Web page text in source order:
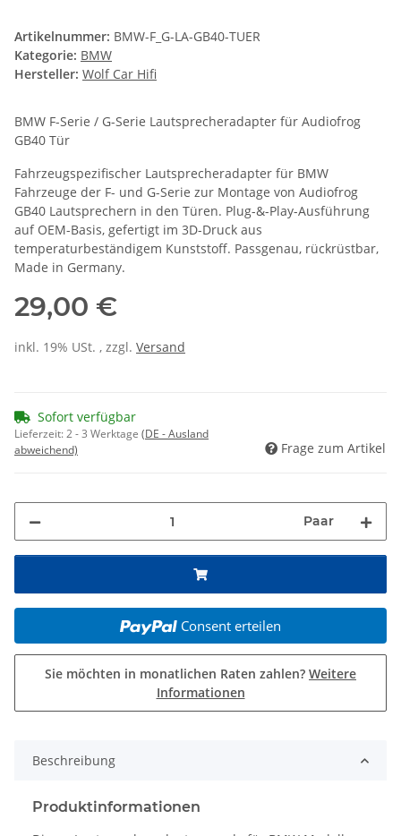
Artikelnummer: BMW-F_G-LA-GB40-TUER
Kategorie: BMW
Hersteller: Wolf Car Hifi
BMW F-Serie / G-Serie Lautsprecheradapter für Audiofrog
GB40 Tür
Fahrzeugspezifischer Lautsprecheradapter für BMW
Fahrzeuge der F- und G-Serie zur Montage von Audiofrog
GB40 Lautsprechern in den Türen. Plug-&-Play-Ausführung
auf OEM-Basis, gefertigt im 3D-Druck aus
temperaturbeständigem Kunststoff. Passgenau, rückrüstbar,
Made in Germany.
29,00 €
inkl. 19% USt. , zzgl. Versand
Sofort verfügbar
Lieferzeit:2 - 3 Werktage (DE - Ausland
abweichend)
Frage zum Artikel
Paar
Consent erteilen
Sie möchten in monatlichen Raten zahlen? Weitere
Informationen
Beschreibung
Produktinformationen